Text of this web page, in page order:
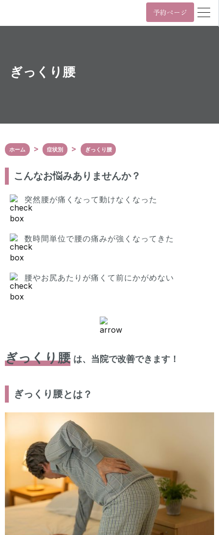
予約ページ
11:00~22:00
〒107-0061
カプリ北青山5階
表参道駅（A3番出口）から徒歩2分
Google Maps
ぎっくり腰
ホーム 症状別 ぎっくり腰
こんなお悩みありませんか？
突然腰が痛くなって動けなくなった
数時間単位で腰の痛みが強くなってきた
腰やお尻あたりが痛くて前にかがめない
ぎっくり腰 は、当院で改善できます！
ぎっくり腰とは？